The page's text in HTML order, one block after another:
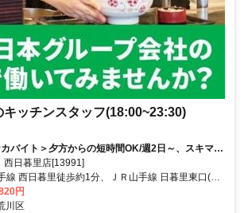
キッチンスタッフ(18:00~23:30)
バイト＞夕方からの短時間OK/週2日～、スキマバ
時履歴書不要
日暮里店[13991]
線 西日暮里徒歩約1分、ＪＲ山手線 日暮里東口(舎
8分、ＪＲ山手線 田端南口徒歩約10分 ■JR西日暮
駅、田端駅、千駄木駅、新三河島駅、三河島駅方
円
川区